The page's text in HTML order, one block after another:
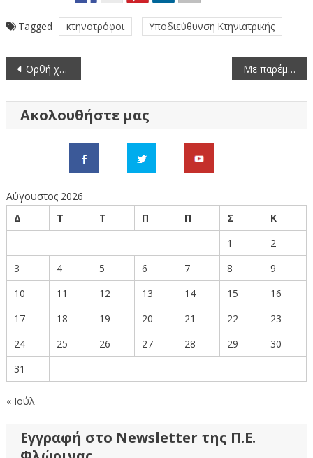
Tagged κτηνοτρόφοι Υποδιεύθυνση Κτηνιατρικής
Πλοήγηση
Ορθή χρήση φυτοπροστατευτικών προϊόντων και προστασία γειτονικών καλλιεργειών Mε παρέμβαση του Αντιπεριφερειάρχη Φλώρινας Αθανάσιου Τάσκα ολοκληρώθηκε η αναμόρφωση του δασικού χάρτη της Κοινότητας Σκοπιάς
Ακολουθήστε μας
Αύγουστος 2026
Δ
Τ Τ Π Π Σ
Κ
1
2
3
4 5 6 7 8
9
10
11 12 13 14 15
16
17
18 19 20 21 22
23
24
25 26 27 28 29
30
31
« Ιούλ
Εγγραφή στο Newsletter της Π.Ε.